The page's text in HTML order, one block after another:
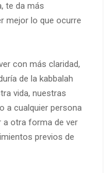
te da más
mejor lo que ocurre
con más claridad,
de la kabbalah
vida, nuestras
a cualquier persona
a otra forma de ver
previos de